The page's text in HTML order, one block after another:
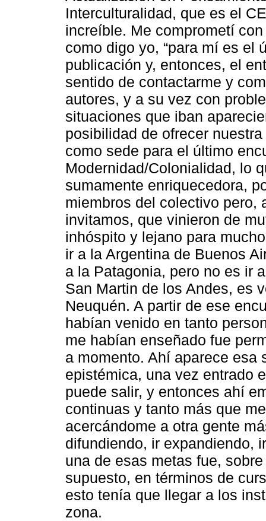
Interculturalidad, que es el
increíble. Me comprometí
como digo yo, “para mí es el
publicación y, entonces, el
sentido de contactarme y
autores, y a su vez con
situaciones que iban
posibilidad de ofrecer
como sede para el último
Modernidad/Colonialidad, lo
sumamente enriquecedora,
miembros del colectivo pero,
invitamos, que vinieron de
inhóspito y lejano para
ir a la Argentina de Buenos
a la Patagonia, pero no es ir
San Martin de los Andes, es
Neuquén. A partir de ese
habían venido en tanto
me habían enseñado fue
a momento. Ahí aparece esa
epistémica, una vez entrado
puede salir, y entonces ahí
continuas y tanto más que
acercándome a otra gente
difundiendo, ir expandiendo,
una de esas metas fue,
supuesto, en términos de
esto tenía que llegar a los
zona.